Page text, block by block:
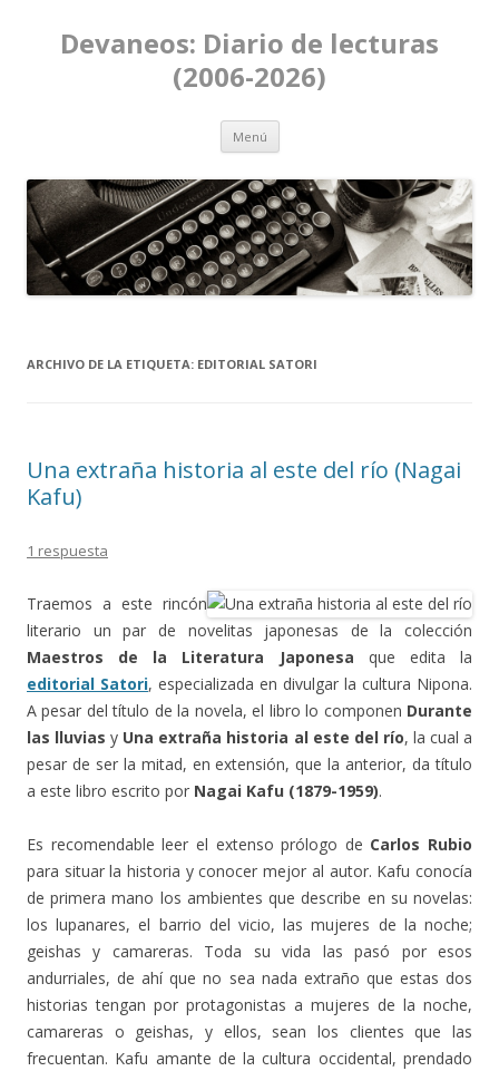
Devaneos: Diario de lecturas
(2006-2026)
Menú Ir al contenido
ARCHIVO DE LA ETIQUETA: EDITORIAL SATORI
Una extraña historia al este del río (Nagai
Kafu)
1 respuesta
Traemos a este rincón
literario un par de novelitas japonesas de la colección
Maestros de la Literatura Japonesa que edita la
editorial Satori, especializada en divulgar la cultura Nipona.
A pesar del título de la novela, el libro lo componen Durante
las lluvias y Una extraña historia al este del río, la cual a
pesar de ser la mitad, en extensión, que la anterior, da título
a este libro escrito por Nagai Kafu (1879-1959).
Es recomendable leer el extenso prólogo de Carlos Rubio
para situar la historia y conocer mejor al autor. Kafu conocía
de primera mano los ambientes que describe en su novelas:
los lupanares, el barrio del vicio, las mujeres de la noche;
geishas y camareras. Toda su vida las pasó por esos
andurriales, de ahí que no sea nada extraño que estas dos
historias tengan por protagonistas a mujeres de la noche,
camareras o geishas, y ellos, sean los clientes que las
frecuentan. Kafu amante de la cultura occidental, prendado